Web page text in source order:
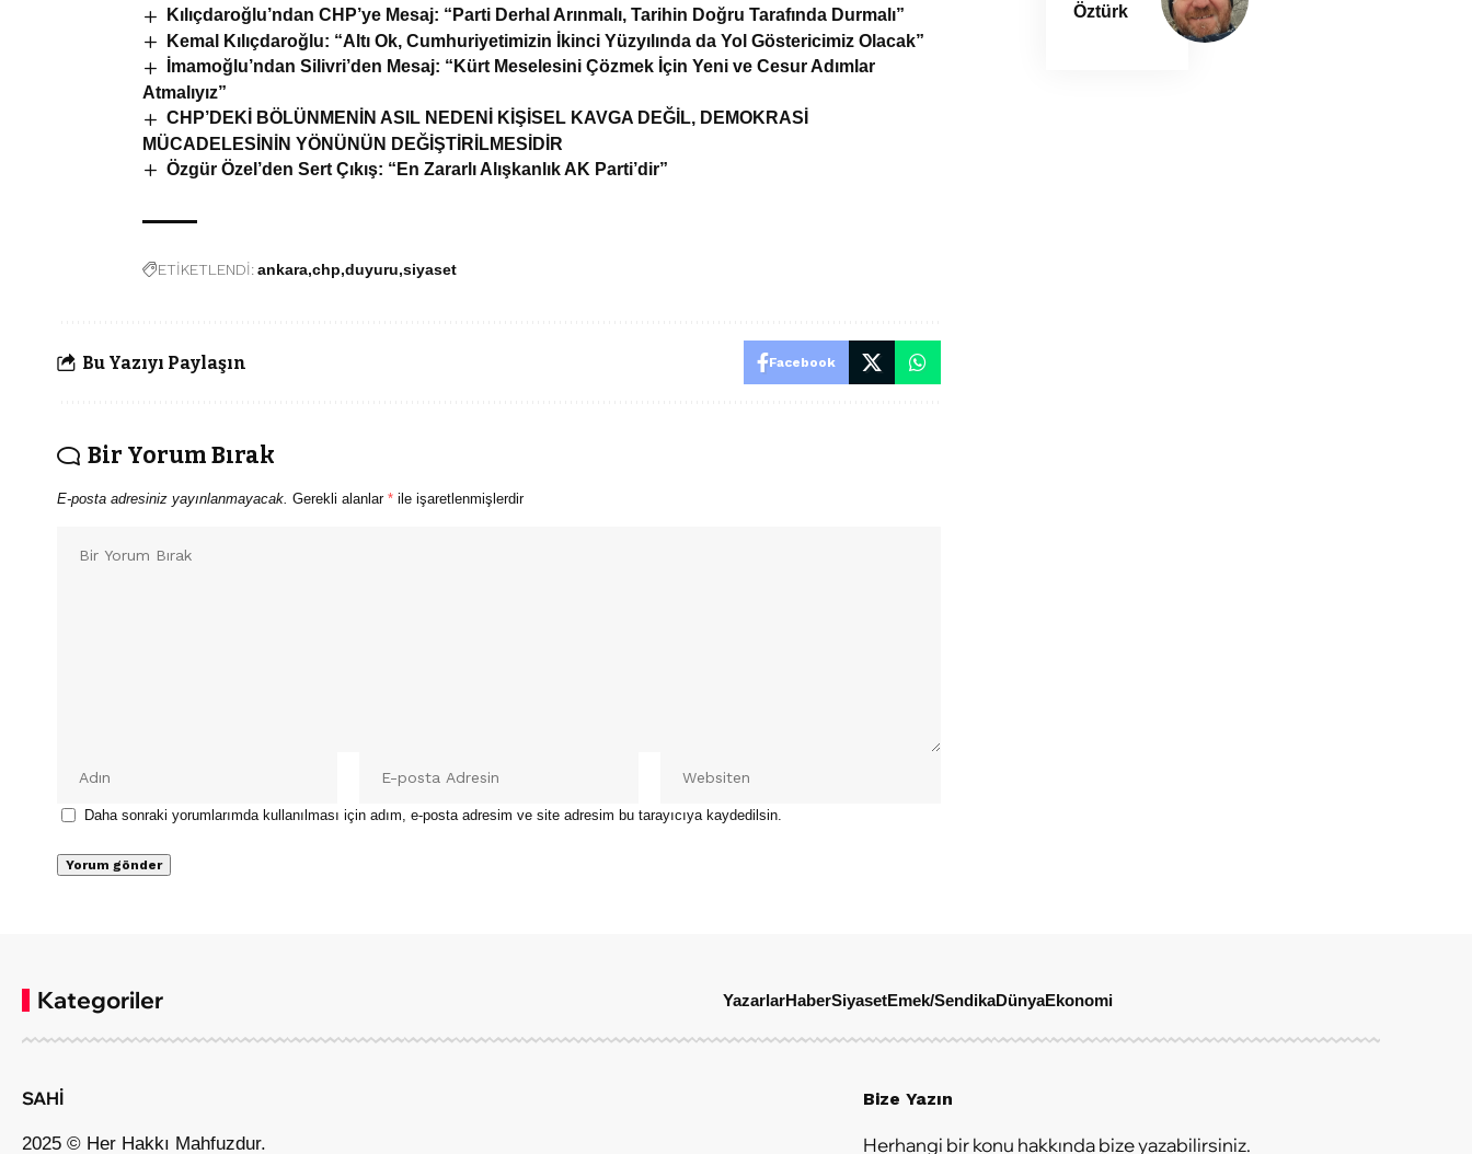
Kılıçdaroğlu’ndan CHP’ye Mesaj: “Parti Derhal Arınmalı, Tarihin Doğru Tarafında Durmalı”
Kemal Kılıçdaroğlu: “Altı Ok, Cumhuriyetimizin İkinci Yüzyılında da Yol Göstericimiz Olacak”
İmamoğlu’ndan Silivri’den Mesaj: “Kürt Meselesini Çözmek İçin Yeni ve Cesur Adımlar
Atmalıyız”
CHP’DEKİ BÖLÜNMENİN ASIL NEDENİ KİŞİSEL KAVGA DEĞİL, DEMOKRASİ
MÜCADELESİNİN YÖNÜNÜN DEĞİŞTİRİLMESİDİR
Özgür Özel’den Sert Çıkış: “En Zararlı Alışkanlık AK Parti’dir”
ETİKETLENDİ:ankara chp duyuru siyaset
Bu Yazıyı Paylaşın Facebook
Bir Yorum Bırak
E-posta adresiniz yayınlanmayacak. Gerekli alanlar * ile işaretlenmişlerdir
Daha sonraki yorumlarımda kullanılması için adım, e-posta adresim ve site adresim bu tarayıcıya kaydedilsin.
Öztürk
Kategoriler YazarlarHaberSiyasetEmek/SendikaDünyaEkonomi
SAHİ
2025 © Her Hakkı Mahfuzdur.
Bize Yazın
Herhangi bir konu hakkında bize yazabilirsiniz.